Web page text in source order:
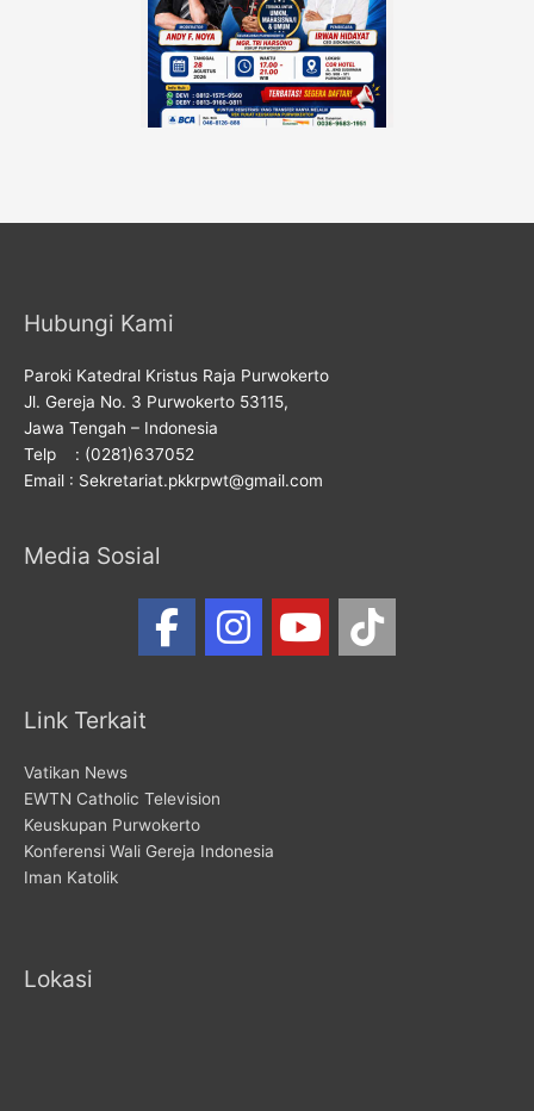
Hubungi Kami
Paroki Katedral Kristus Raja Purwokerto
Jl. Gereja No. 3 Purwokerto 53115,
Jawa Tengah – Indonesia
Telp : (0281)637052
Email : Sekretariat.pkkrpwt@gmail.com
Media Sosial
Link Terkait
Vatikan News
EWTN Catholic Television
Keuskupan Purwokerto
Konferensi Wali Gereja Indonesia
Iman Katolik
Lokasi